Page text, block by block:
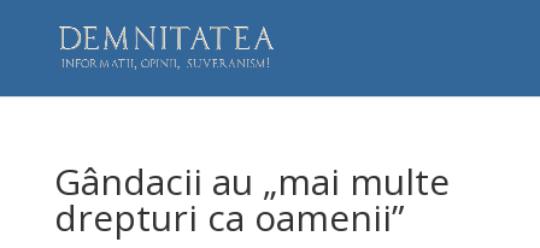
Gândacii au „mai multe
drepturi ca oamenii”